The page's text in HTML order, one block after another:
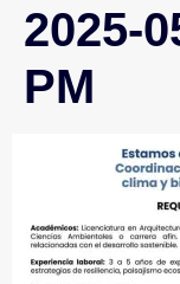
2025-
PM